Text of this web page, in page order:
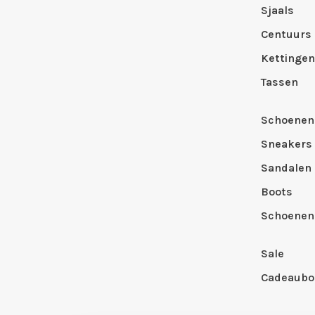
Sjaals
Centuurs
Kettingen
Tassen
Schoenen
Sneakers
Sandalen
Boots
Schoenen
Sale